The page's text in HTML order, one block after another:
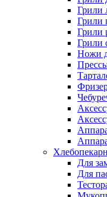
Грили
Грили
Грили
Грили
Ножи
Для
Для